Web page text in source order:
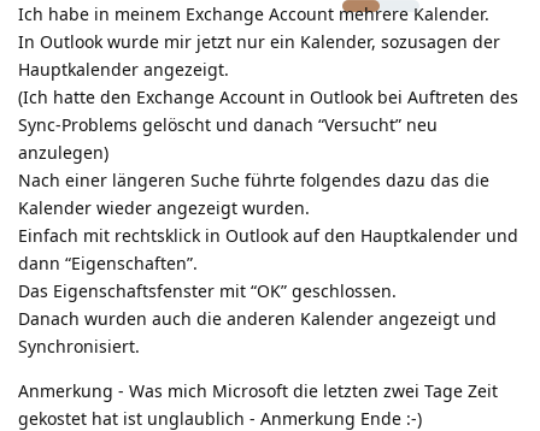
Ich habe in meinem Exchange Account mehrere Kalender.
In Outlook wurde mir jetzt nur ein Kalender, sozusagen der
Hauptkalender angezeigt.
(Ich hatte den Exchange Account in Outlook bei Auftreten des
Sync-Problems gelöscht und danach “Versucht” neu
anzulegen)
Nach einer längeren Suche führte folgendes dazu das die
Kalender wieder angezeigt wurden.
Einfach mit rechtsklick in Outlook auf den Hauptkalender und
dann “Eigenschaften”.
Das Eigenschaftsfenster mit “OK” geschlossen.
Danach wurden auch die anderen Kalender angezeigt und
Synchronisiert.
Anmerkung - Was mich Microsoft die letzten zwei Tage Zeit
gekostet hat ist unglaublich - Anmerkung Ende :-)